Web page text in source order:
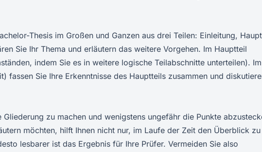
Thesis im Großen und Ganzen aus drei Teilen: Einleitung,
Sie Ihr Thema und erläutern das weitere Vorgehen. Im Hauptteil
indem Sie es in weitere logische Teilabschnitte unterteilen). Im
fassen Sie Ihre Erkenntnisse des Hauptteils zusammen und
zu machen und wenigstens ungefähr die Punkte
möchten, hilft Ihnen nicht nur, im Laufe der Zeit den Überblick zu
lesbarer ist das Ergebnis für Ihre Prüfer. Vermeiden Sie also